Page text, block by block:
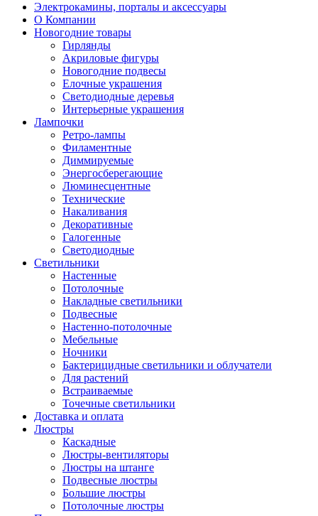
Электрокамины, порталы и аксессуары
О Компании
Новогодние товары
Гирлянды
Акриловые фигуры
Новогодние подвесы
Елочные украшения
Светодиодные деревья
Интерьерные украшения
Лампочки
Ретро-лампы
Филаментные
Диммируемые
Энергосберегающие
Люминесцентные
Технические
Накаливания
Декоративные
Галогенные
Светодиодные
Светильники
Настенные
Потолочные
Накладные светильники
Подвесные
Настенно-потолочные
Мебельные
Ночники
Бактерицидные светильники и облучатели
Для растений
Встраиваемые
Точечные светильники
Доставка и оплата
Люстры
Каскадные
Люстры-вентиляторы
Люстры на штанге
Подвесные люстры
Большие люстры
Потолочные люстры